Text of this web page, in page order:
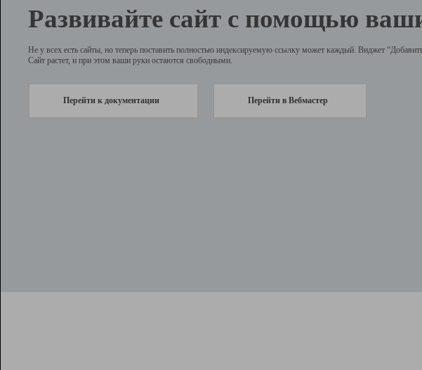
Развивайте сайт с помощью
Не у всех есть сайты, но теперь поставить полностью индексируемую ссылку может каждый. Виджет
Сайт растет, и при этом ваши руки остаются свободными.
Перейти к документации Перейти в Вебмастер